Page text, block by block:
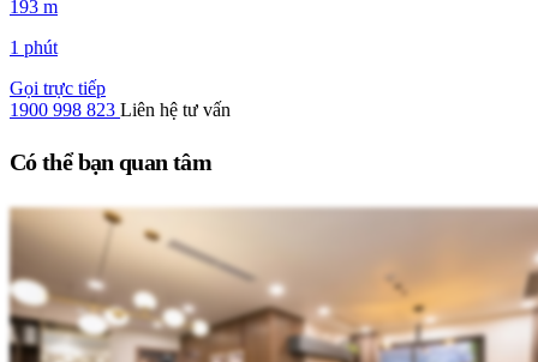
193 m
1 phút
Gọi trực tiếp
1900 998 823 Liên hệ tư vấn
Có thể bạn quan tâm